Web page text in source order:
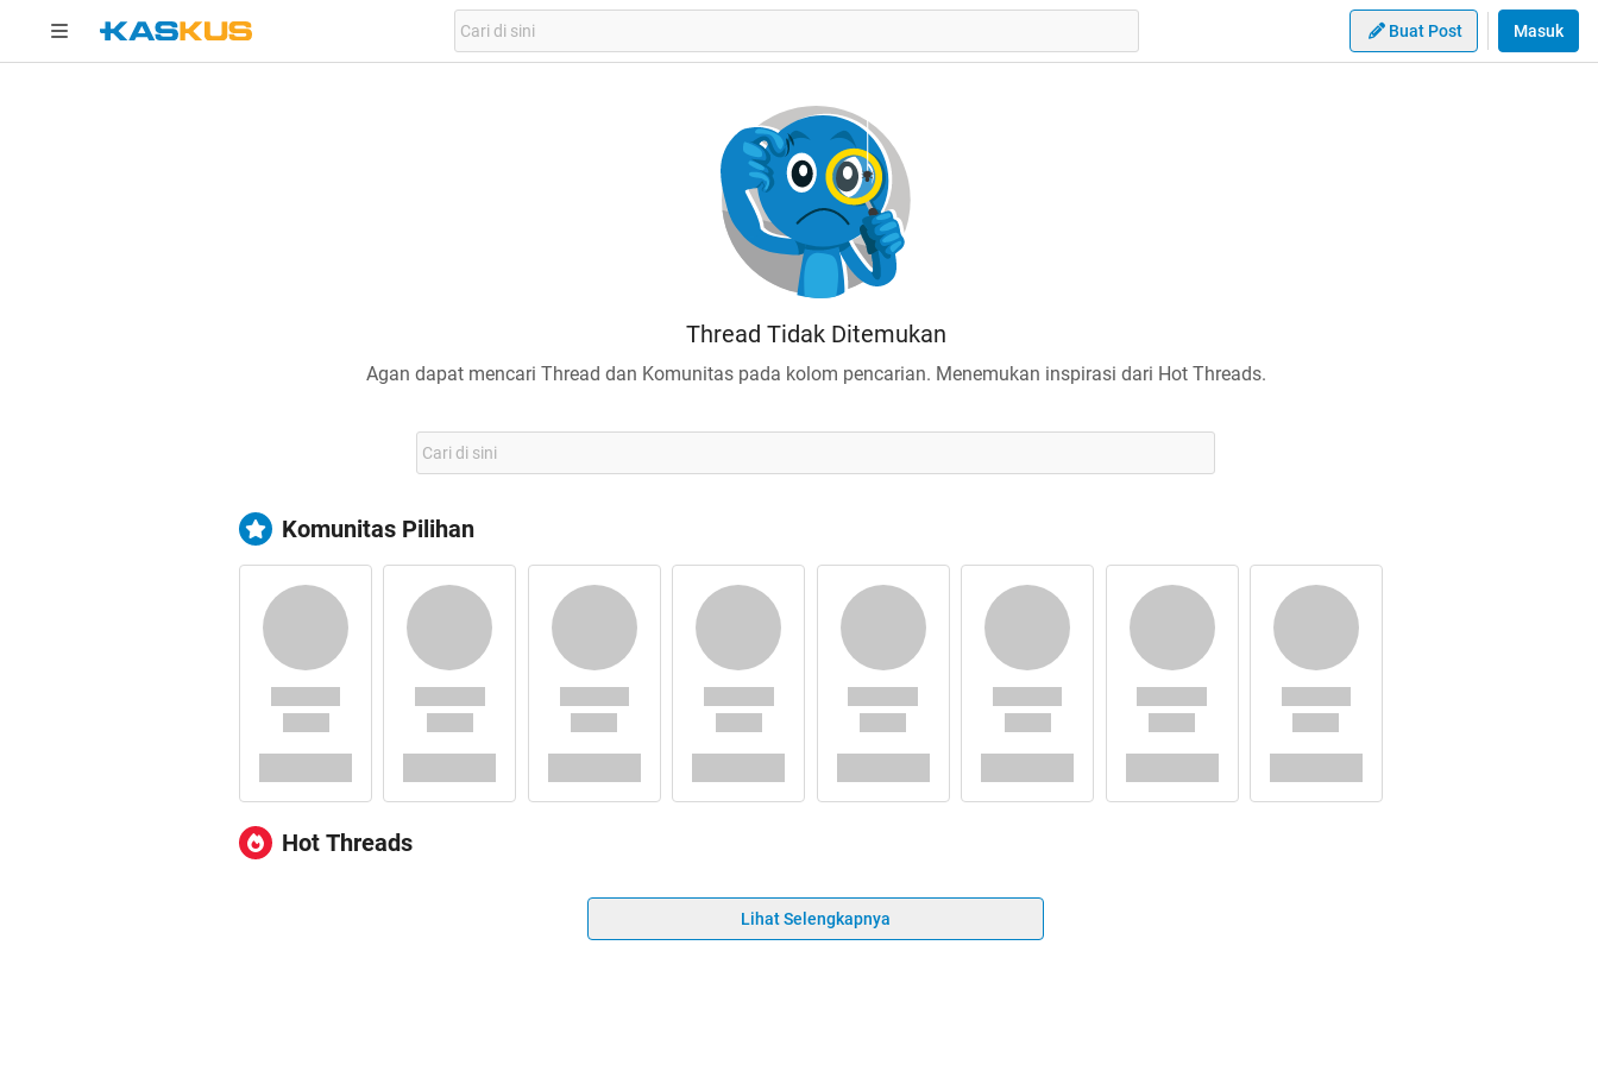
Buat Post Masuk
Thread Tidak Ditemukan
Agan dapat mencari Thread dan Komunitas pada kolom pencarian. Menemukan inspirasi dari Hot Threads.
Komunitas Pilihan
Hot Threads
Lihat Selengkapnya